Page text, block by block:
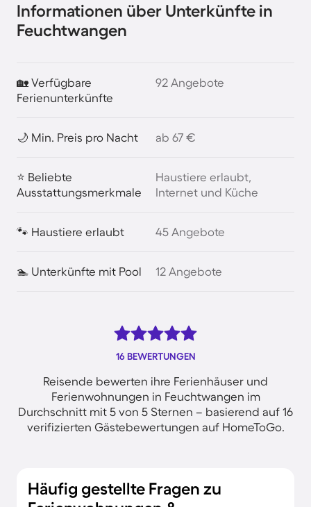
Informationen über Unterkünfte in
Feuchtwangen
🏡 Verfügbare
Ferienunterkünfte
92 Angebote
🌙 Min. Preis pro Nacht ab 67 €
⭐ Beliebte
Ausstattungsmerkmale
Haustiere erlaubt,
Internet und Küche
🐾 Haustiere erlaubt 45 Angebote
🏊 Unterkünfte mit Pool 12 Angebote
16 BEWERTUNGEN
Reisende bewerten ihre Ferienhäuser und
Ferienwohnungen in Feuchtwangen im
Durchschnitt mit 5 von 5 Sternen – basierend auf 16
verifizierten Gästebewertungen auf HomeToGo.
Häufig gestellte Fragen zu